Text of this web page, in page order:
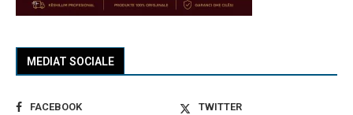
MEDIAT SOCIALE
FACEBOOK
TWITTER